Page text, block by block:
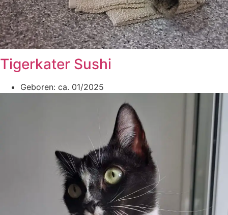
Tigerkater Sushi
Geboren: ca. 01/2025